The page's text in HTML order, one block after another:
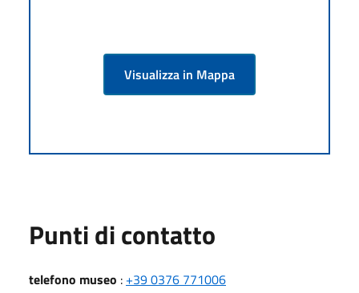
Visualizza in Mappa
Punti di contatto
telefono museo : +39 0376 771006